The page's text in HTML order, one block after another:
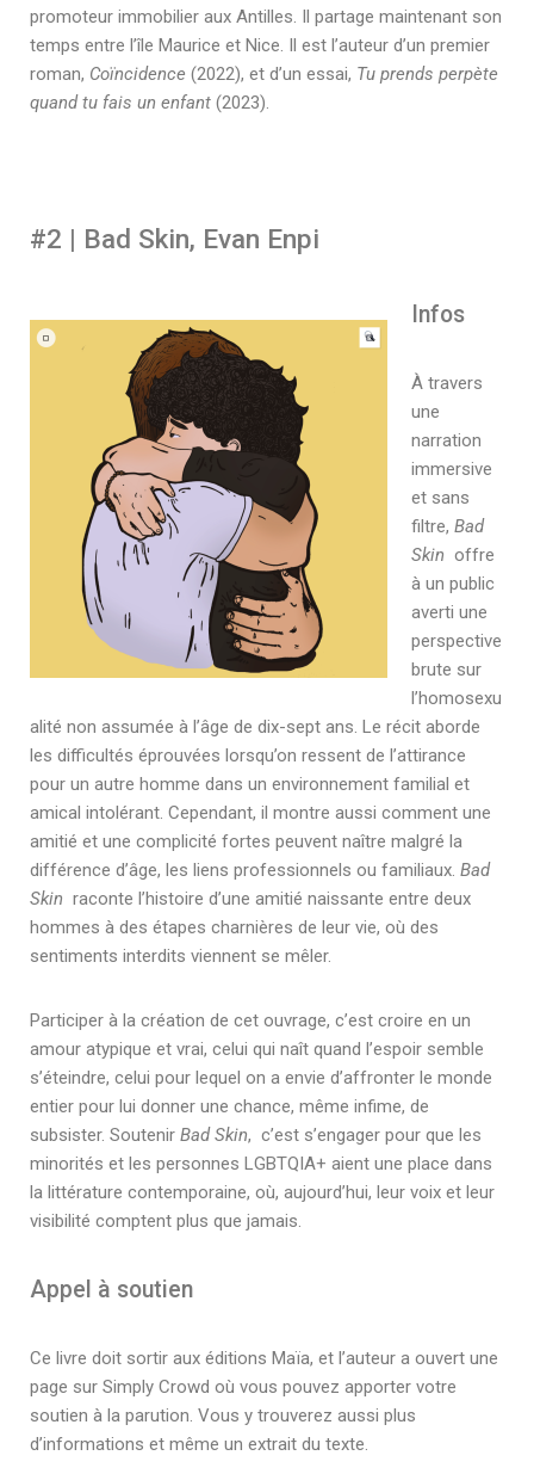
promoteur immobilier aux Antilles. Il partage maintenant son
temps entre l’île Maurice et Nice. Il est l’auteur d’un premier
roman, Coïncidence (2022), et d’un essai, Tu prends perpète
quand tu fais un enfant (2023).
#2 | Bad Skin, Evan Enpi
Infos
À travers
une
narration
immersive
et sans
filtre, Bad
Skin offre
à un public
averti une
perspective
brute sur
l’homosexu
alité non assumée à l’âge de dix-sept ans. Le récit aborde
les difficultés éprouvées lorsqu’on ressent de l’attirance
pour un autre homme dans un environnement familial et
amical intolérant. Cependant, il montre aussi comment une
amitié et une complicité fortes peuvent naître malgré la
différence d’âge, les liens professionnels ou familiaux. Bad
Skin raconte l’histoire d’une amitié naissante entre deux
hommes à des étapes charnières de leur vie, où des
sentiments interdits viennent se mêler.
Participer à la création de cet ouvrage, c’est croire en un
amour atypique et vrai, celui qui naît quand l’espoir semble
s’éteindre, celui pour lequel on a envie d’affronter le monde
entier pour lui donner une chance, même infime, de
subsister. Soutenir Bad Skin, c’est s’engager pour que les
minorités et les personnes LGBTQIA+ aient une place dans
la littérature contemporaine, où, aujourd’hui, leur voix et leur
visibilité comptent plus que jamais.
Appel à soutien
Ce livre doit sortir aux éditions Maïa, et l’auteur a ouvert une
page sur Simply Crowd où vous pouvez apporter votre
soutien à la parution. Vous y trouverez aussi plus
d’informations et même un extrait du texte.